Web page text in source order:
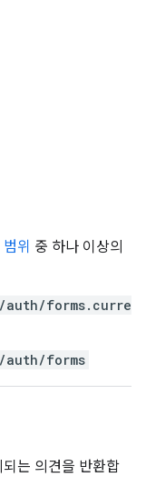
범위 중 하나 이상의
auth/forms.curre
auth/forms
는 의견을 반환합